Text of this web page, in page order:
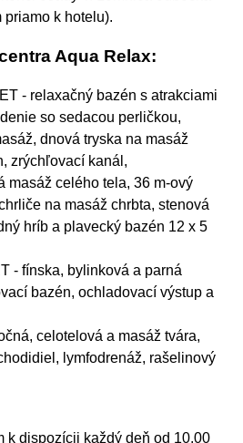
k hotelu).
Aqua Relax:
- relaxačný bazén s atrakciami
so sedacou perličkou,
dnová tryska na masáž
zrýchľovací kanál,
masáž celého tela, 36 m-ový
na masáž chrbta, stenová
hríb a plavecký bazén 12 x 5
- fínska, bylinková a parná
bazén, ochladovací výstup a
celotelová a masáž tvára,
lymfodrenáž, rašelinový
k dispozícii každý deň od 10.00